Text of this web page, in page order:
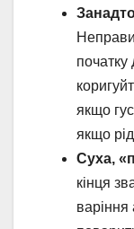
початку
якщо
якщо
Суха,
кінця
варіння